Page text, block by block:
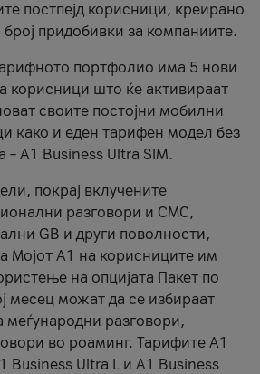
постпејд корисници, креирано
придобивки за компаниите.
портфолио има 5 нови
корисници што ќе активираат
своите постојни мобилни
како и еден тарифен модел без
– A1 Business Ultra SIM.
покрај вклучените
разговори и СМС,
GB и други поволности,
Мојот А1 на корисниците им
на опцијата Пакет по
месец можат да се избираат
меѓународни разговори,
во роаминг. Тарифите A1
Business Ultra L и A1 Business